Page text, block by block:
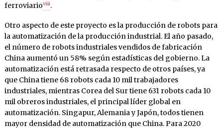
ferroviarioviii.
Otro aspecto de este proyecto es la producción de robots para
la automatización de la producción industrial. El año pasado,
el número de robots industriales vendidos de fabricación
China aumentó un 58% según estadísticas del gobierno. La
automatización está retrasada respecto de otros países, ya
que China tiene 68 robots cada 10 mil trabajadores
industriales, mientras Corea del Sur tiene 631 robots cada 10
mil obreros industriales, el principal líder global en
automatización. Singapur, Alemania y Japón, todos tienen
mayor densidad de automatización que China. Para 2020